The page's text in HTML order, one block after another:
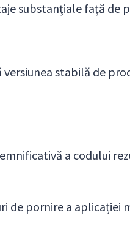
substanțiale față de
stabilă de
a codului
de pornire a aplicației